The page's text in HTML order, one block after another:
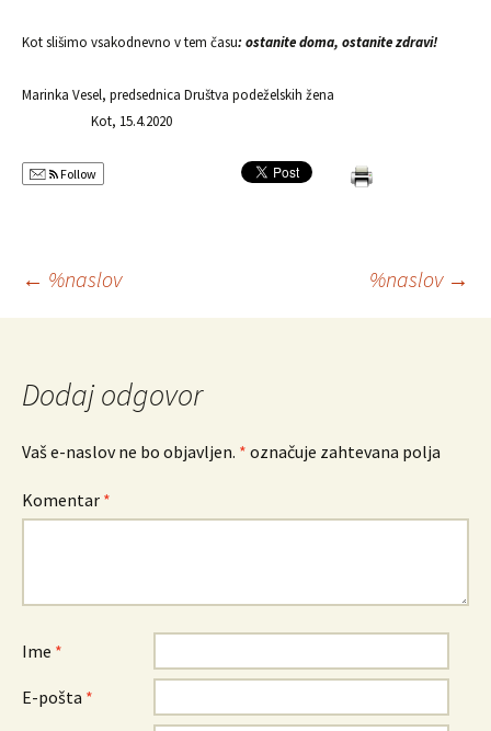
Kot slišimo vsakodnevno v tem času: ostanite doma, ostanite zdravi!
Marinka Vesel, predsednica Društva podeželskih žena
Kot, 15.4.2020
Follow
Krmarjenje
prispevkih
← %naslov %naslov →
Dodaj odgovor
Vaš e-naslov ne bo objavljen. * označuje zahtevana polja
Komentar *
Ime *
E-pošta *